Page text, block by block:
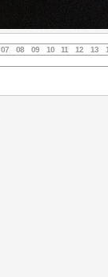
07 08 09 10 11 12 13